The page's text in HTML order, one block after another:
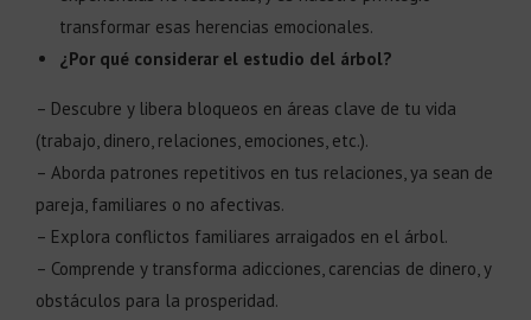
transformar esas herencias emocionales.
¿Por qué considerar el estudio del árbol?
– Descubre y libera bloqueos en áreas clave de tu vida
(trabajo, dinero, relaciones, emociones, etc.).
– Aborda patrones repetitivos en tus relaciones, ya sean de
pareja, familiares o no afectivas.
– Explora conflictos familiares arraigados en el árbol.
– Comprende y transforma adicciones, carencias de dinero, y
obstáculos para la prosperidad.